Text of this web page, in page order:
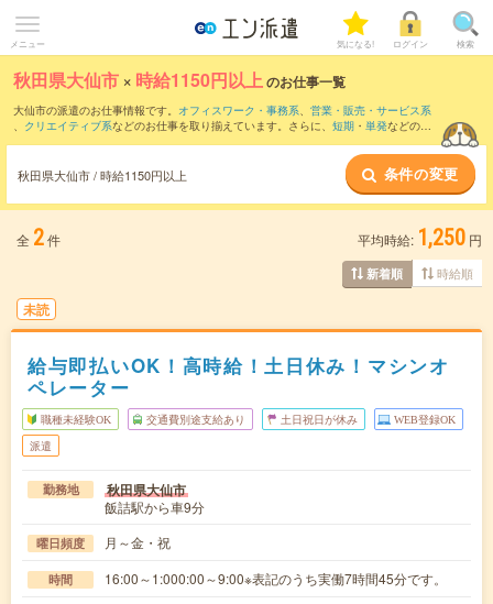
メニュー 気になる! ログイン 検索
秋田県大仙市 × 時給1150円以上のお仕事一覧
大仙市の派遣のお仕事情報です。 オフィスワーク・事務系、 営業・販売・サービス系
、 クリエイティブ系などのお仕事を取り揃えています。さらに、 短期 ・ 単発などの期
秋田県大仙市 / 時給1150円以上 条件の変更
全 2件 平均時給: 1,250 円
新着順 時給順
未読
給与即払いOK！高時給！土日休み！マシンオ
ペレーター
職種未経験OK 交通費別途支給あり 土日祝日が休み WEB登録OK
派遣
勤務地 秋田県大仙市
飯詰駅から車9分
曜日頻度 月～金・祝
時間 16:00～1:000:00～9:00※表記のうち実働7時間45分です。